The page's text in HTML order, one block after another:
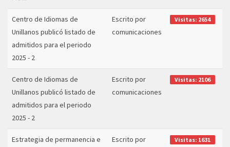
Centro de Idiomas de
Unillanos publicó listado de
admitidos para el periodo
2025 - 2
Escrito por
comunicaciones
Visitas: 2654
Centro de Idiomas de
Unillanos publicó listado de
admitidos para el periodo
2025 - 2
Escrito por
comunicaciones
Visitas: 2106
Estrategia de permanencia e
Escrito por
Visitas: 1631